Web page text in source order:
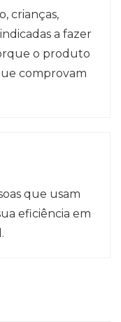
crianças,
a fazer
o produto
comprovam
que usam
eficiência em